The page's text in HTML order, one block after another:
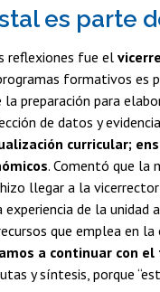
es parte
reflexiones fue el
formativos es
la preparación para
de datos y
curricular;
. Comentó que la
llegar a la
experiencia de la unidad
que emplea en
a continuar con
y síntesis, porque